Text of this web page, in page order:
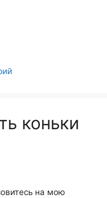
коньки
на мою